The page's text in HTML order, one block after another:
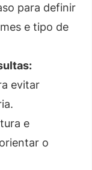
para definir
e tipo de
evitar
e
o